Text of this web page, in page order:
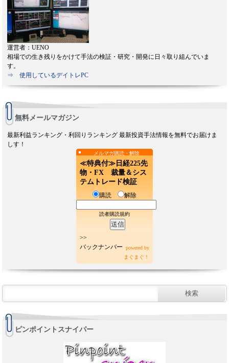
運営者：UENO
相場での生き残りをかけて手法の検証・研究・開発に日々取り組んでいま
す。
⇒ 使用しているデイトレPC
無料メールマガジン
最新利益ランキング・利回りランキング 最新投資手法情報を無料でお届けま
しす！
メルマガ購読・解除
≪特典付≫日経225先
物・FX 裁量＆シス
テムトレード検証
購読 解除
読者購読規約
>>
バックナンバー
powered by
まぐまぐ！
ピンポイントスナイパー